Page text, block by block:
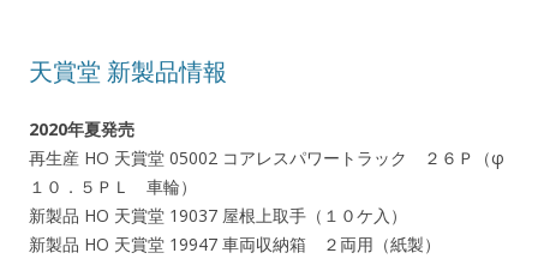
天賞堂 新製品情報
2020年夏発売
再生産 HO 天賞堂 05002 コアレスパワートラック ２６Ｐ（φ
１０．５ＰＬ 車輪）
新製品 HO 天賞堂 19037 屋根上取手（１０ケ入）
新製品 HO 天賞堂 19947 車両収納箱 ２両用（紙製）